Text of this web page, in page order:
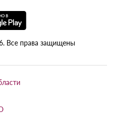
Все права защищены